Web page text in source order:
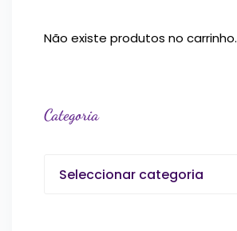
Não existe produtos no carrinho.
Categoria
Seleccionar categoria